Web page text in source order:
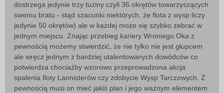
dostrzega jedynie trzy tuziny czyli 36 okrętów towarzyszących
swemu bratu - stąd szacunki niektórych, że flota z wysp liczy
jedynie 50 okrętów) ale w każdej może się szybko zebrać w
jednym miejscu. Znając przebieg kariery Wroniego Oka z
pewnością możemy stwierdzić, że nie tylko nie jest głupcem
ale wręcz jednym z bardziej utalentowanych dowódców co
potwierdza chociażby wzorowo przeprowadzona akcja
spalenia floty Lannisterów czy zdobycie Wysp Tarczowych. Z
pewnością musi on mieć jakiś plan i jego ważnym elementem